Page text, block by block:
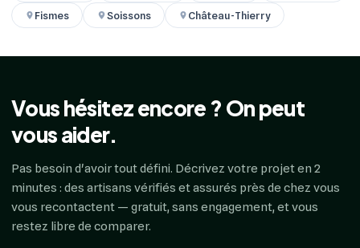
Fismes
Soissons Château-Thierry
Vous hésitez encore ? On peut
vous aider.
Pas besoin d'avoir tout défini. Décrivez votre projet en 2
minutes : des artisans vérifiés et assurés près de chez vous
vous recontactent — gratuit, sans engagement, et vous
restez libre de comparer.